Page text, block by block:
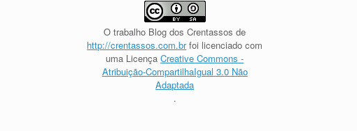
O trabalho Blog dos Crentassos de
http://crentassos.com.brfoi licenciado com
uma LicençaCreative Commons -
Atribuição-CompartilhaIgual 3.0 Não
Adaptada
.